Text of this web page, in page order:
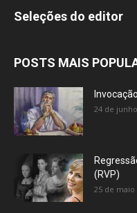
Seleções do editor
POSTS MAIS
24 de
(RVP)
25 de maio